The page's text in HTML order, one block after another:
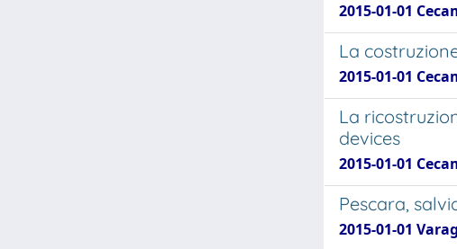
2015-01-01
La
2015-01-01
La
devices
2015-01-01
Pescara,
2015-01-01